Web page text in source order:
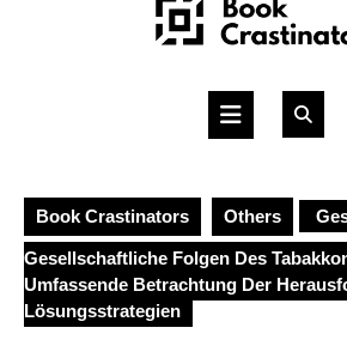
Open
Book Crastinators Others
Gesellschaftliche Folgen Des
Umfassende Betrachtung Der
Lösungsstrategien